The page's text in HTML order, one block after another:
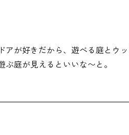
が好きだから、遊べる庭とウ
庭が見えるといいな〜と。